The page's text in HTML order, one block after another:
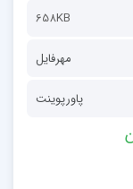
658KB
مهرفایل
پاورپوینت